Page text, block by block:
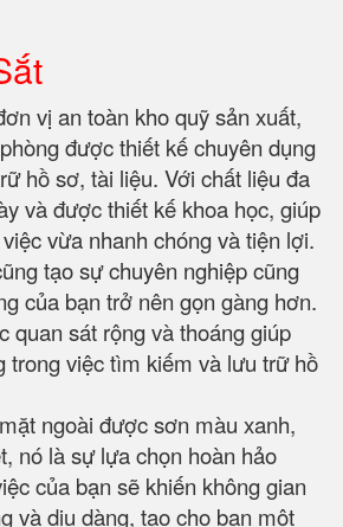
vị an toàn kho quỹ sản xuất,
được thiết kế chuyên dụng
hồ sơ, tài liệu. Với chất liệu đa
và được thiết kế khoa học, giúp
vừa nhanh chóng và tiện lợi.
tạo sự chuyên nghiệp cũng
của bạn trở nên gọn gàng hơn.
quan sát rộng và thoáng giúp
trong việc tìm kiếm và lưu trữ hồ
ngoài được sơn màu xanh,
nó là sự lựa chọn hoàn hảo
của bạn sẽ khiến không gian
và dịu dàng, tạo cho bạn một